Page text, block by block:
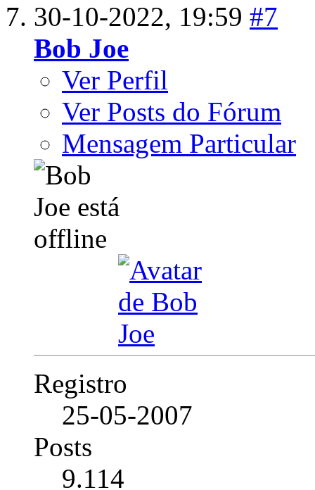
30-10-2022, 19:59 #7
Bob Joe
Ver Perfil
Ver Posts do Fórum
Mensagem Particular
Registro
25-05-2007
Posts
9.114